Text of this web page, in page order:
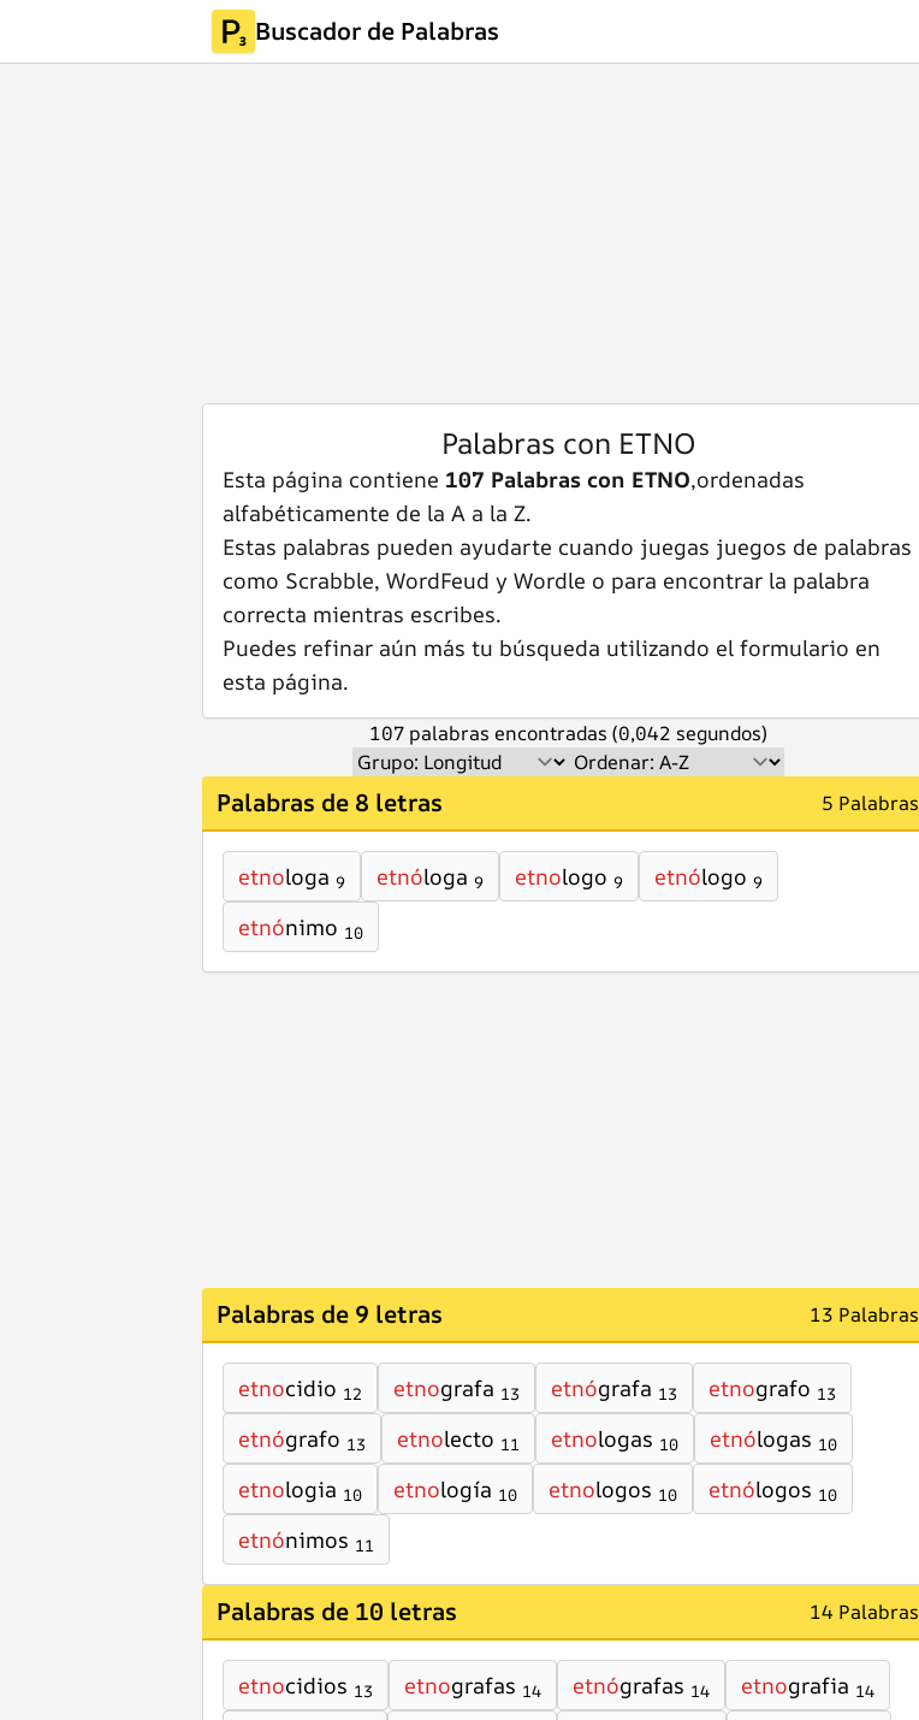
Buscador de Palabras
Palabras con ETNO
Esta página contiene 107 Palabras con ETNO,ordenadas
alfabéticamente de la A a la Z.
Estas palabras pueden ayudarte cuando juegas juegos de palabras
como Scrabble, WordFeud y Wordle o para encontrar la palabra
correcta mientras escribes.
Puedes refinar aún más tu búsqueda utilizando el formulario en
esta página.
107 palabras encontradas (0,042 segundos)
Palabras de 8 letras 5 Palabras
etnologa 9 etnóloga 9 etnologo 9 etnólogo 9
etnónimo 10
Palabras de 9 letras 13 Palabras
etnocidio 12 etnografa 13 etnógrafa 13 etnografo 13
etnógrafo 13 etnolecto 11 etnologas 10 etnólogas 10
etnologia 10 etnología 10 etnologos 10 etnólogos 10
etnónimos 11
Palabras de 10 letras 14 Palabras
etnocidios 13 etnografas 14 etnógrafas 14 etnografia 14